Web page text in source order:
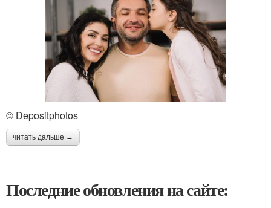
© Depositphotos
читать дальше →
Последние обновления на сайте: